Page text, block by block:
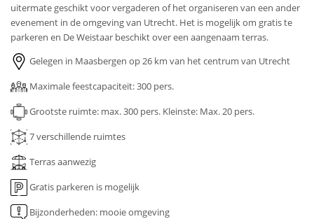
uitermate geschikt voor vergaderen of het organiseren van een ander
evenement in de omgeving van Utrecht. Het is mogelijk om gratis te
parkeren en De Weistaar beschikt over een aangenaam terras.
Gelegen in Maasbergen op 26 km van het centrum van Utrecht
Maximale feestcapaciteit: 300 pers.
Grootste ruimte: max. 300 pers. Kleinste: Max. 20 pers.
7verschillende ruimtes
Terras aanwezig
Gratis parkeren is mogelijk
Bijzonderheden: mooie omgeving